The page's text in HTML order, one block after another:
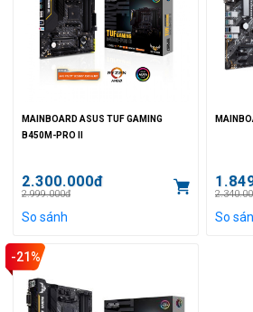
MAINBOARD ASUS TUF GAMING
B450M-PRO II
2.300.000đ
2.999.000đ
So sánh So
-21%